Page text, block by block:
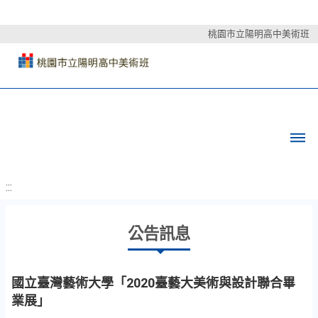
桃園市立陽明高中美術班
:::
公告訊息
國立臺灣藝術大學「2020臺藝大美術與設計聯合畢
業展」